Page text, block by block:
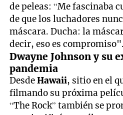
de peleas: “Me fascinaba
de que los luchadores
máscara. Ducha: la
decir, eso es compromiso".
Dwayne Johnson y su
pandemia
DesdeHawaii, sitio en el
filmando su próxima
“The Rock” también se